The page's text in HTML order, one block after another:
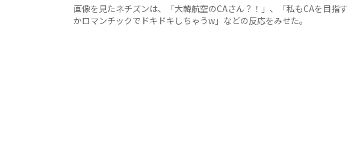
画像を見たネチズンは、「大韓航空のCAさん？！」、「私もCAを目指
かロマンチックでドキドキしちゃうw」などの反応をみせた。